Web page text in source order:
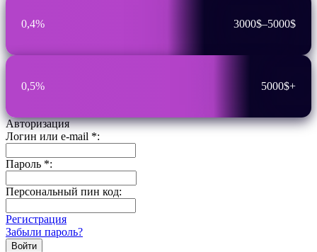
0,4% 3000$–5000$
0,5% 5000$+
Авторизация
Логин или e-mail *:
Пароль *:
Персональный пин код:
Регистрация
Забыли пароль?